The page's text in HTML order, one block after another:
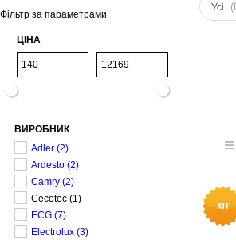
Фільтр за параметрами
ЦІНА
ВИРОБНИК
Adler (2)
Ardesto (2)
Camry (2)
Cecotec (1)
ECG (7)
Electrolux (3)
Усі